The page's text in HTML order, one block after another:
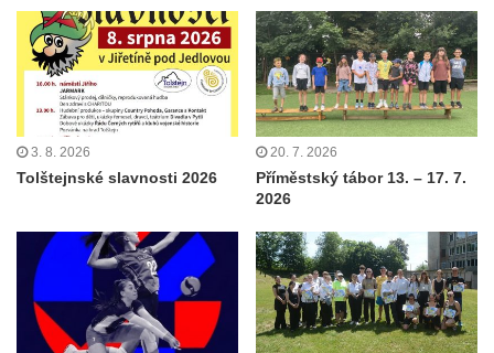
3. 8. 2026
Tolštejnské slavnosti 2026
20. 7. 2026
Příměstský tábor 13. – 17. 7.
2026